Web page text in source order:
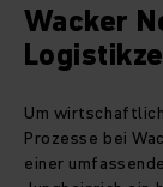
Wacker
Um
Prozesse bei
einer